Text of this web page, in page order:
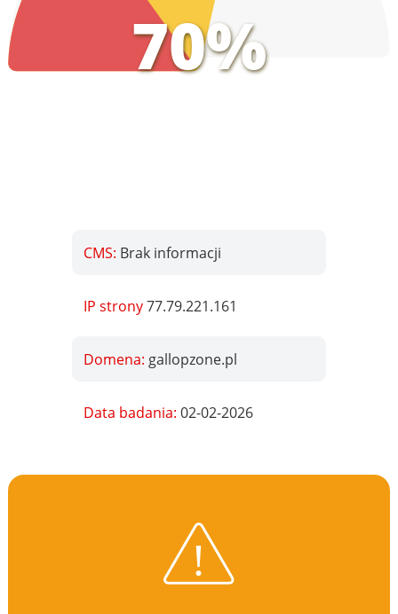
70%
CMS: Brak informacji
IP strony77.79.221.161
Domena: gallopzone.pl
Data badania:02-02-2026